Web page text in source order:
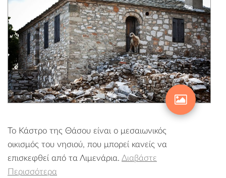
Το Κάστρο της Θάσου είναι ο μεσαιωνικός
οικισμός του νησιού, που μπορεί κανείς να
επισκεφθεί από τα Λιμενάρια. Διαβάστε
Περισσότερα